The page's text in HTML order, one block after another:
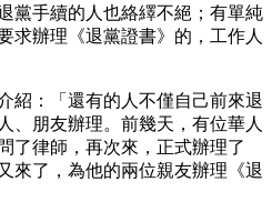
黨手續的人也絡繹不絕；有單純
求辦理《退黨證書》的，工作人
紹：「還有的人不僅自己前來退
、朋友辦理。前幾天，有位華人
了律師，再次來，正式辦理了
來了，為他的兩位親友辦理《退